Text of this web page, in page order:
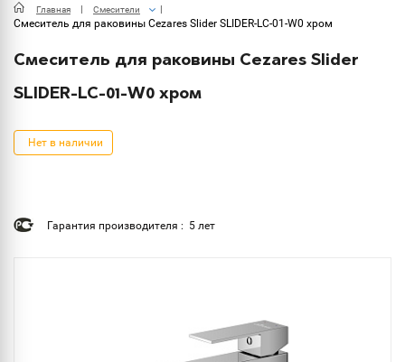
Главная Смесители
Смеситель для раковины Cezares Slider SLIDER-LC-01-W0 хром
Смеситель для раковины Cezares Slider
SLIDER-LC-01-W0 хром
Нет в наличии
Гарантия производителя : 5 лет